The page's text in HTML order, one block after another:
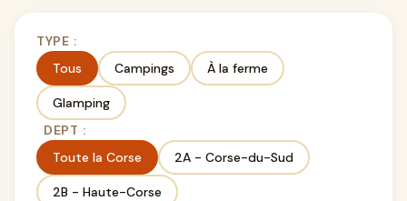
TYPE :
Tous
Campings À la ferme
Glamping
DEPT :
Toute la Corse
2A - Corse-du-Sud
2B - Haute-Corse